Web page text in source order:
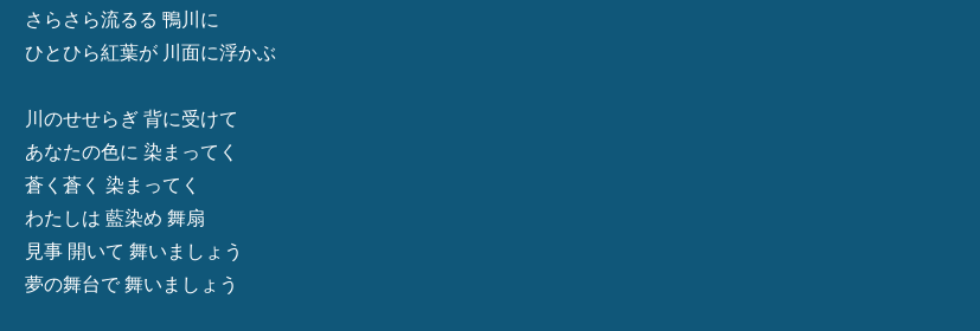
さらさら流るる 鴨川に
ひとひら紅葉が 川面に浮かぶ
川のせせらぎ 背に受けて
あなたの色に 染まってく
蒼く蒼く 染まってく
わたしは 藍染め 舞扇
見事 開いて 舞いましょう
夢の舞台で 舞いましょう